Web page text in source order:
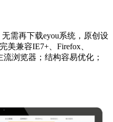
需再下载eyou系统，原创设
美兼容IE7+、Firefox、
流浏览器；结构容易优化；